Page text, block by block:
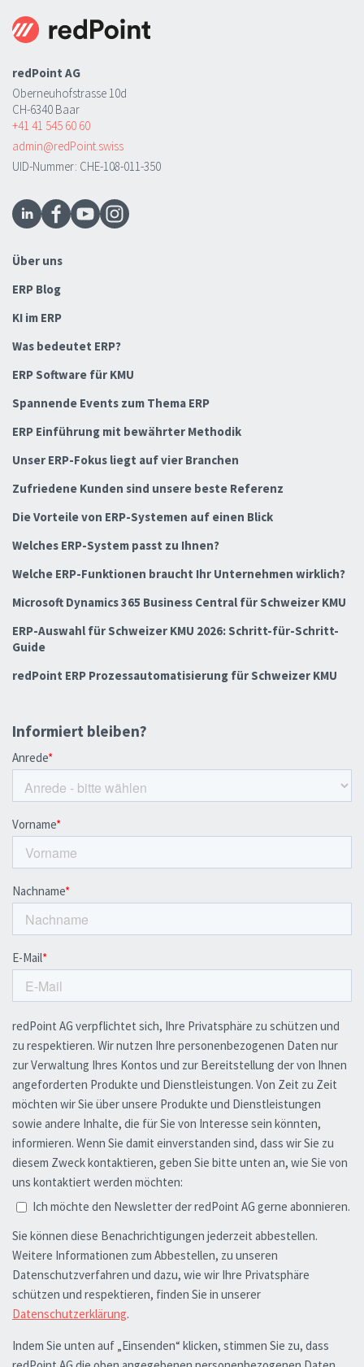
redPoint AG
Oberneuhofstrasse 10d
CH-6340 Baar
+41 41 545 60 60
admin@redPoint.swiss
UID-Nummer: CHE-108-011-350
Über uns
ERP Blog
KI im ERP
Was bedeutet ERP?
ERP Software für KMU
Spannende Events zum Thema ERP
ERP Einführung mit bewährter Methodik
Unser ERP-Fokus liegt auf vier Branchen
Zufriedene Kunden sind unsere beste Referenz
Die Vorteile von ERP-Systemen auf einen Blick
Welches ERP-System passt zu Ihnen?
Welche ERP-Funktionen braucht Ihr Unternehmen wirklich?
Microsoft Dynamics 365 Business Central für Schweizer KMU
ERP-Auswahl für Schweizer KMU 2026: Schritt-für-Schritt-
Guide
redPoint ERP Prozessautomatisierung für Schweizer KMU
Informiert bleiben?